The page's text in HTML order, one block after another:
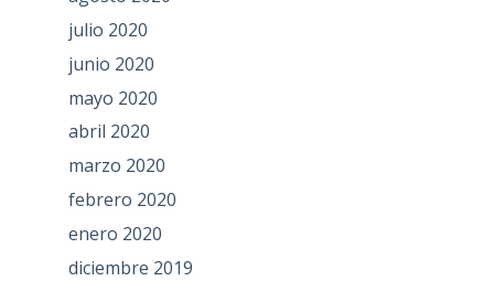
julio 2020
junio 2020
mayo 2020
abril 2020
marzo 2020
febrero 2020
enero 2020
diciembre 2019